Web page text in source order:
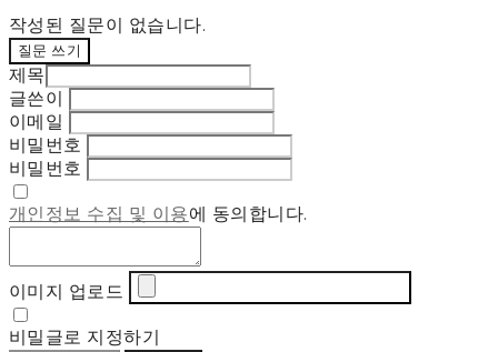
작성된 질문이 없습니다.
질문 쓰기
제목
글쓴이
이메일
비밀번호
비밀번호
개인정보 수집 및 이용에 동의합니다.
이미지 업로드
비밀글로 지정하기